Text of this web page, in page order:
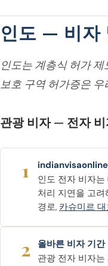
인도 — 비자
인도는 계층식 허가
보호 구역 허가증은
관광 비자 — 전자
1
인도 전자 비자
처리 지연을 고
경로, 카슈미르 대
2 올바른 비자 기간
관광 전자 비자